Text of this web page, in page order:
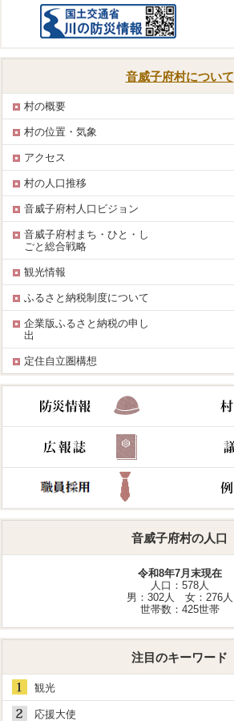
音威子府村について
村の概要
村の位置・気象
アクセス
村の人口推移
音威子府村人口ビジョン
音威子府村まち・ひと・し
ごと総合戦略
観光情報
ふるさと納税制度について
企業版ふるさと納税の申し
出
定住自立圏構想
音威子府村の人口
令和8年7月末現在
人口：578人
男：302人 女：276人
世帯数：425世帯
注目のキーワード
観光
応援大使